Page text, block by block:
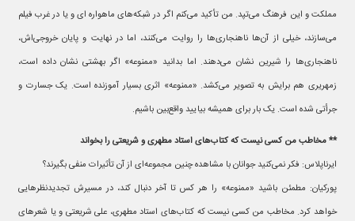
مملکت و این فرهنگ می‌تپد. من تأکید می‌کنم اگر در شبکه‌های ماهواره ای و یا در غرب فیلم
می‌سازند، خیلی از آن‌ها ناهنجاری‌ها را روایت می‌کنند، اما در نهایت و پایان خروجی‌اش،
ناهنجاری‌ها را شیرین نشان می‌دهند. اما بدانید «ممنوعه» اگر بهشتی نشان داده است،
زمهریری هم برایش به تصویر می‌کشد. «ممنوعه» اثری بسیار آموزنده است. یک جسارت و
جرأتی شده است. یک بار برای همیشه بیایید واقع‌بین باشیم.
** مخاطب من کسی نیست که کتاب‌های استاد مطهری و شریعتی را بخواند
ایرناپلاس: فکر نمی‌کنید جوانان با مشاهده چنین مجموعه‌ای از آن تأثیرات منفی بگیرند؟
پورکیان: مطمئن باشید «ممنوعه» را هر کس تا آخر دنبال کند، در مسیرش تجدیدنظرهایی
خواهد کرد. مخاطب من کسی نیست که کتاب‌های استاد مطهری، علی شریعتی و یا شعرهای